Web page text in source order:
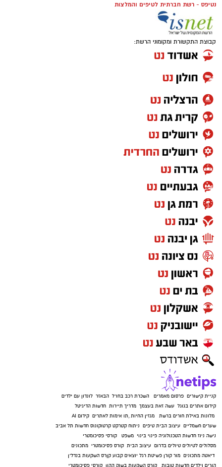
נטיפס - רשת חברתית לטיפים והמלצות
קבוצת התקשורת ומקומוני הרשת:
קניית קישורים פרסום מאמרים השכרת רכב בחו"ל הבאזר לונדון עם ילדים
קידום אתרים בגוגל עשה זאת בעצמך מדריך תיירות חדשות הדיגיטל
מלונות באילת חורים ברשת מגזין החיות ,תו אימות לאתרים קידום AI
שערים חשמליים עיצוב הבית טיפים ניתוח קטרקט קרטוקונוס חדשות תל אביב
נישה ניוז חדשות הטכנולוגיה פינוי בינוי משפט
קורסי פסיכומטרי
מסלולים לטיולים טיולים בדרום עיצוב הבית קורס פסיכומטרי מתכונים
דיאטה מתכונים מור קורן פשיטת רגל יוצאים קבוע קןרס השקעות בנדל"ן
הורים וילדים חדשות טובות קורס השקעות בשוק ההון קורסי פסיכומטרי